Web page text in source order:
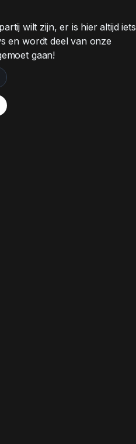
wilt zijn, er is hier altijd iets
en wordt deel van onze
gaan!